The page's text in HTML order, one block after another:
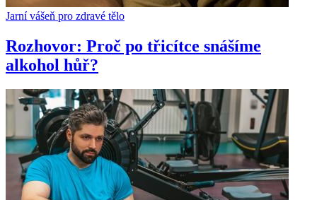
Jarní vášeň pro zdravé tělo
Rozhovor: Proč po třicítce snášíme
alkohol hůř?